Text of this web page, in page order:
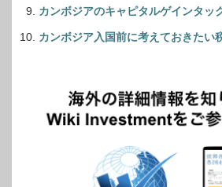
カンボジアのキャピタルゲインタッ
カンボジア入国前に考えておきた